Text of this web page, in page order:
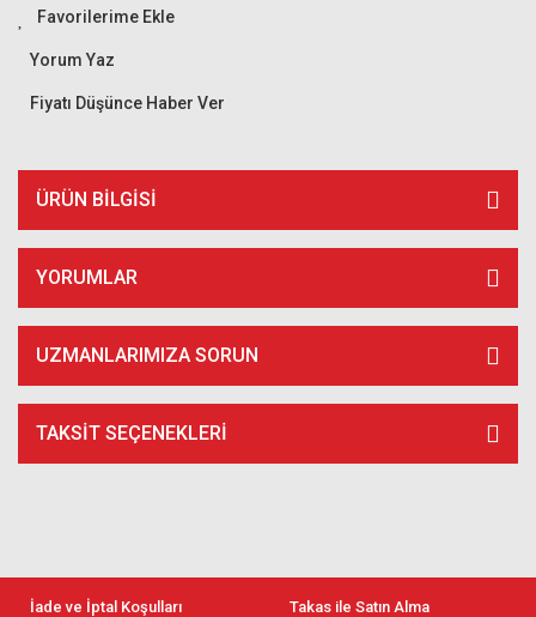
Yorum Yaz
Fiyatı Düşünce Haber Ver
ÜRÜN BILGISI
YORUMLAR
UZMANLARIMIZA SORUN
TAKSIT SEÇENEKLERI
İade ve İptal Koşulları Takas ile Satın Alma